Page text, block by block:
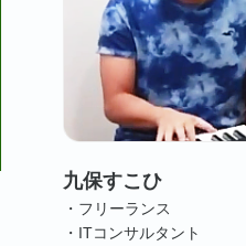
九保すこひ
・フリーランス
・ITコンサルタント